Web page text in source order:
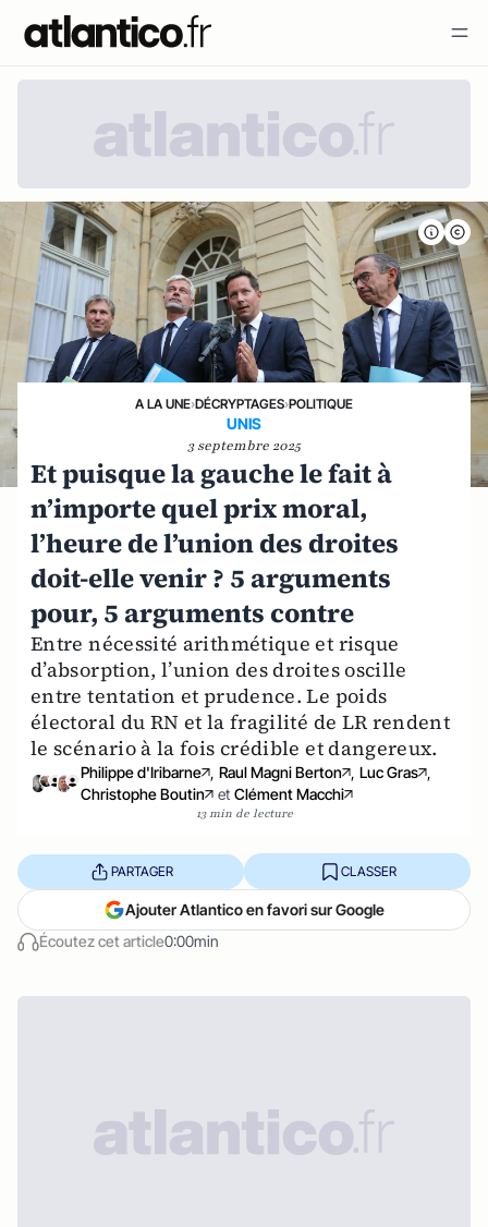
A LA UNE›DÉCRYPTAGES›POLITIQUE
UNIS
3 septembre 2025
Et puisque la gauche le fait à
n’importe quel prix moral,
l’heure de l’union des droites
doit-elle venir ? 5 arguments
pour, 5 arguments contre
Entre nécessité arithmétique et risque
d’absorption, l’union des droites oscille
entre tentation et prudence. Le poids
électoral du RN et la fragilité de LR rendent
le scénario à la fois crédible et dangereux.
Philippe d'Iribarne , Raul Magni Berton , Luc Gras ,
Christophe Boutin
et Clément Macchi
13 min de lecture
Écoutez cet article0:00min
PARTAGER CLASSER
Ajouter Atlantico en favori sur Google